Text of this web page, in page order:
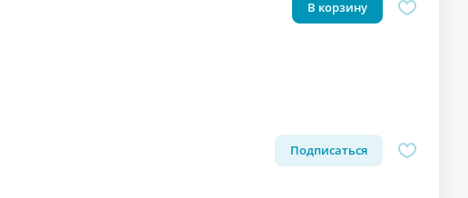
В корзину
Подписаться